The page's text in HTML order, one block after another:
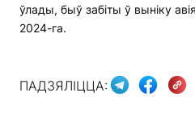
ўлады, быў забіты ў выніку
2024-га.
ПАДЗЯЛІЦЦА: